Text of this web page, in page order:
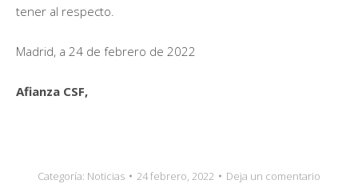
tener al respecto.
Madrid, a 24 de febrero de 2022
Afianza CSF,
Categoría: Noticias 24 febrero, 2022
Deja un comentario